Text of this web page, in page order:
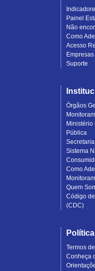
Painel
Não
Como
Acesso
Empresas
Suporte
Órgãos
Ministério
Pública
Sistema
Como
Quem
Código
(CDC)
Termos
Conheça